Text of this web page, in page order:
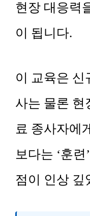
현장 대응력
이 됩니다.
이 교육은 신
사는 물론 현
료 종사자에
보다는 ‘훈
점이 인상 깊